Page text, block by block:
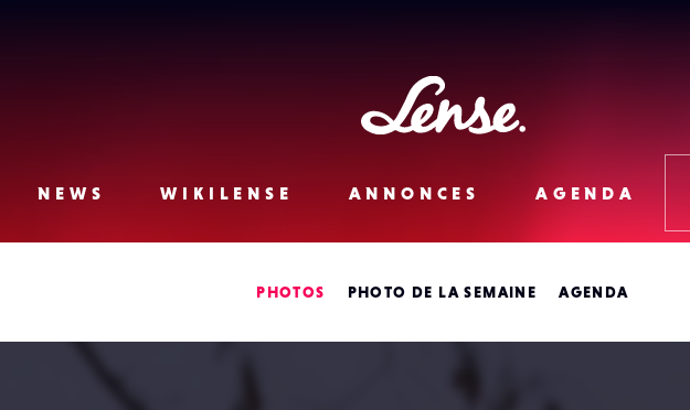
Lense
NEWS
WIKILENSE ANNONCES AGENDA
PHOTOS PHOTO DE LA SEMAINE AGENDA